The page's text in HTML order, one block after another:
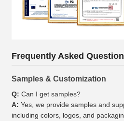
Frequently Asked
Samples & Customization
Q: Can I get samples?
A: Yes, we provide samples and
including colors, logos, and